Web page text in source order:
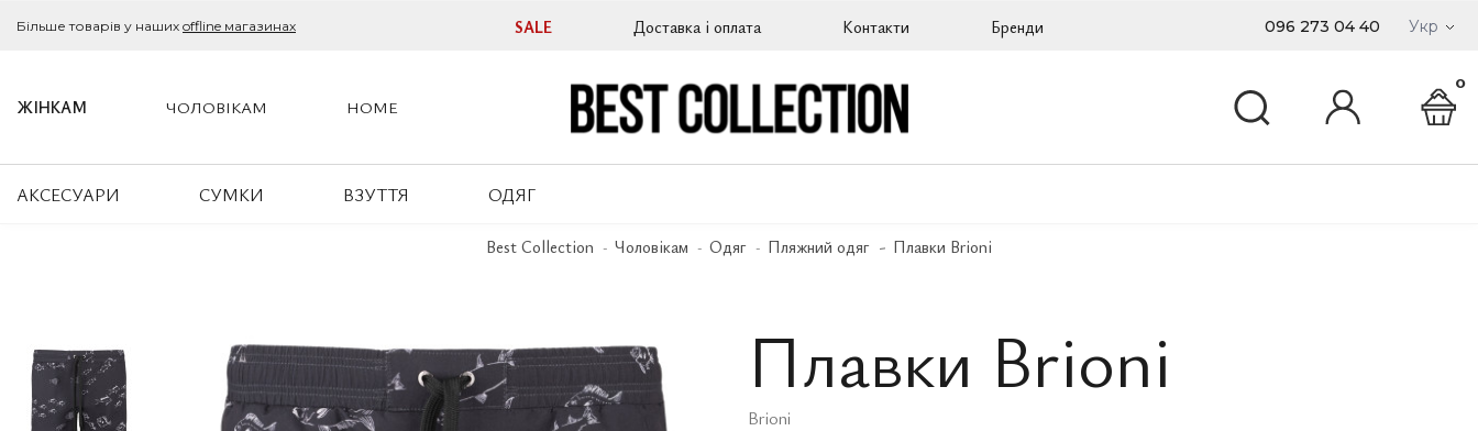
Більше товарів у наших offline магазинах SALE Доставка і оплата Контакти Бренди 096 273 04 40 Укр
ЖІНКАМ
АКСЕСУАРИ СУМКИ ВЗУТТЯ ОДЯГ
ЧОЛОВІКАМ HOME
0
Best Collection Чоловікам Одяг Пляжний одяг Плавки Brioni
Плавки Brioni
Brioni